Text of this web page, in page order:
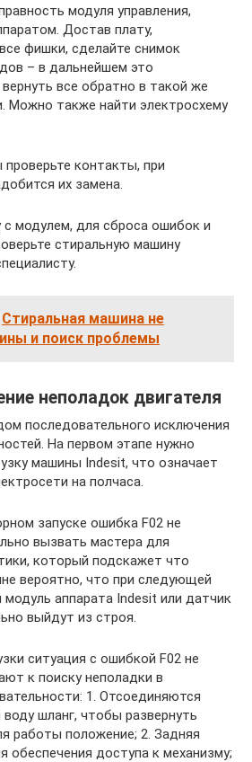
модуля управления,
Достав плату,
фишки, сделайте снимок
– в дальнейшем это
все обратно в такой же
Можно также найти электросхему
контакты, при
их замена.
модулем, для сброса ошибок и
стиральную машину
Стиральная машина не
и поиск проблемы
неполадок двигателя
последовательного исключения
На первом этапе нужно
машины Indesit, что означает
на полчаса.
запуске ошибка F02 не
вызвать мастера для
который подскажет что
вероятно, что при следующей
аппарата Indesit или датчик
выйдут из строя.
ситуация с ошибкой F02 не
к поиску неполадки в
1. Отсоединяются
шланг, чтобы развернуть
работы положение; 2. Задняя
обеспечения доступа к механизму;